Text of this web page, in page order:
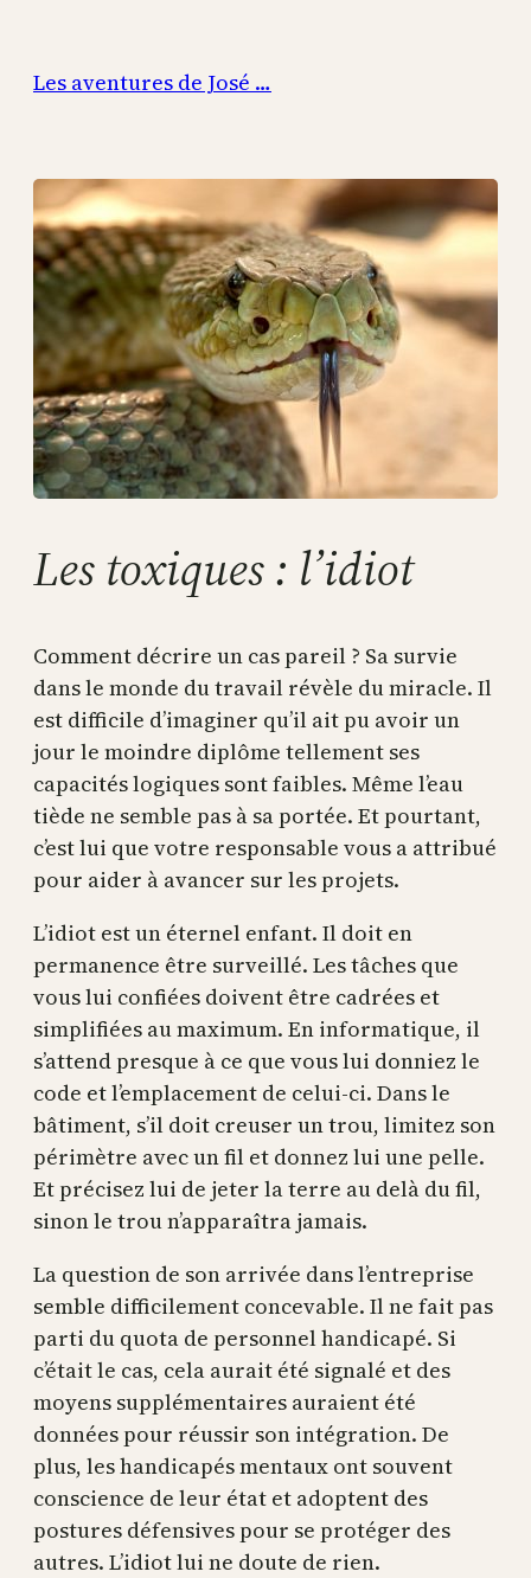
contenu
Les aventures de José …
Les toxiques : l’idiot
Comment décrire un cas pareil ? Sa survie
dans le monde du travail révèle du miracle. Il
est difficile d’imaginer qu’il ait pu avoir un
jour le moindre diplôme tellement ses
capacités logiques sont faibles. Même l’eau
tiède ne semble pas à sa portée. Et pourtant,
c’est lui que votre responsable vous a attribué
pour aider à avancer sur les projets.
L’idiot est un éternel enfant. Il doit en
permanence être surveillé. Les tâches que
vous lui confiées doivent être cadrées et
simplifiées au maximum. En informatique, il
s’attend presque à ce que vous lui donniez le
code et l’emplacement de celui-ci. Dans le
bâtiment, s’il doit creuser un trou, limitez son
périmètre avec un fil et donnez lui une pelle.
Et précisez lui de jeter la terre au delà du fil,
sinon le trou n’apparaîtra jamais.
La question de son arrivée dans l’entreprise
semble difficilement concevable. Il ne fait pas
parti du quota de personnel handicapé. Si
c’était le cas, cela aurait été signalé et des
moyens supplémentaires auraient été
données pour réussir son intégration. De
plus, les handicapés mentaux ont souvent
conscience de leur état et adoptent des
postures défensives pour se protéger des
autres. L’idiot lui ne doute de rien.